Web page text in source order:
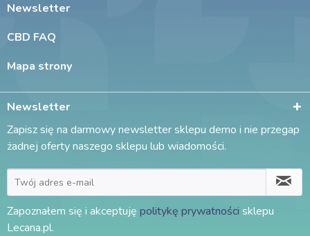
Newsletter
CBD FAQ
Mapa strony
Newsletter
Zapisz się na darmowy newsletter sklepu demo i nie przegap
żadnej oferty naszego sklepu lub wiadomości.
Zapoznałem się i akceptuję politykę prywatności sklepu
Lecana.pl.